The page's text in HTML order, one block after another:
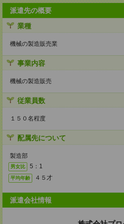
派遣先の概要
業種
機械の製造販売業
事業内容
機械の製造販売
従業員数
１５０名程度
配属先について
製造部
男女比 5：1
平均年齢 ４５才
派遣会社情報